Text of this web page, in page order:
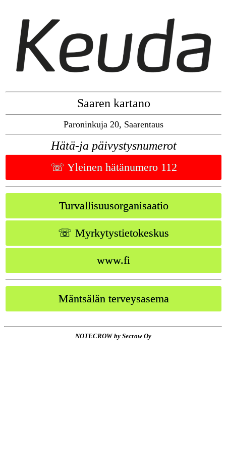
Saaren kartano
Paroninkuja 20, Saarentaus
Hätä-ja päivystysnumerot
☏ Yleinen hätänumero 112
Turvallisuusorganisaatio
☏ Myrkytystietokeskus
www.fi
Mäntsälän terveysasema
NOTECROW by Secrow Oy